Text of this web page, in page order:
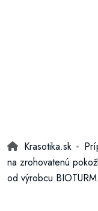
Krasotika.sk
na zrohovatenú
od výrobcu BIOTURM